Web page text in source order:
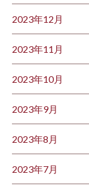
2023年12月
2023年11月
2023年10月
2023年9月
2023年8月
2023年7月